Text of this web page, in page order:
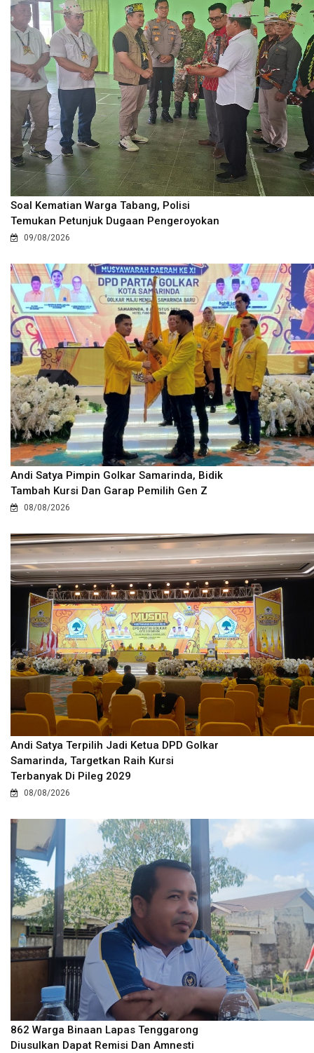
Soal Kematian Warga Tabang, Polisi
Temukan Petunjuk Dugaan Pengeroyokan
09/08/2026
Andi Satya Pimpin Golkar Samarinda, Bidik
Tambah Kursi Dan Garap Pemilih Gen Z
08/08/2026
Andi Satya Terpilih Jadi Ketua DPD Golkar
Samarinda, Targetkan Raih Kursi
Terbanyak Di Pileg 2029
08/08/2026
862 Warga Binaan Lapas Tenggarong
Diusulkan Dapat Remisi Dan Amnesti